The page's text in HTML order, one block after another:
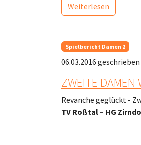
Weiterlesen
Spielbericht Damen 2
06.03.2016 geschrieben
ZWEITE DAMEN
Revanche geglückt -
TV Roßtal – HG